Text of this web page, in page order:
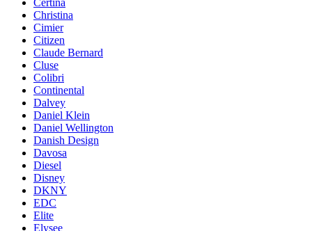
Certina
Christina
Cimier
Citizen
Claude Bernard
Cluse
Colibri
Continental
Dalvey
Daniel Klein
Daniel Wellington
Danish Design
Davosa
Diesel
Disney
DKNY
EDC
Elite
Elysee